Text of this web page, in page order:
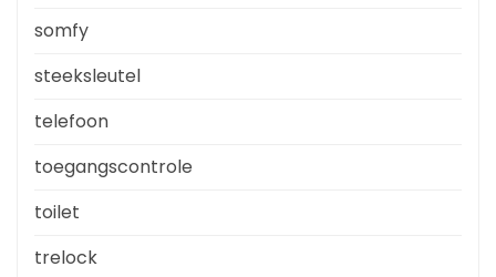
somfy
steeksleutel
telefoon
toegangscontrole
toilet
trelock